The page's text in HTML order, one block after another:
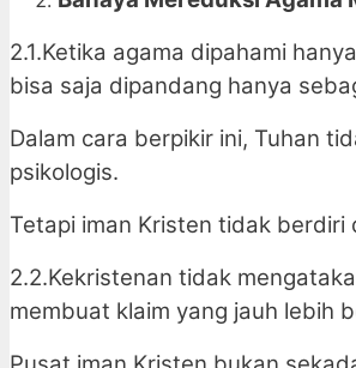
2.1.Ketika agama dipahami
bisa saja dipandang hanya
Dalam cara berpikir ini, Tuhan
psikologis.
Tetapi iman Kristen tidak
2.2.Kekristenan tidak
membuat klaim yang jauh lebih